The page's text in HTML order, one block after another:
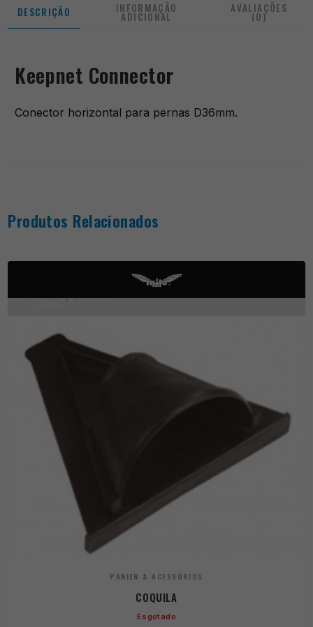
DESCRIÇÃO INFORMAÇÃO
ADICIONAL
AVALIAÇÕES
(0)
Keepnet Connector
Conector horizontal para pernas D36mm.
Produtos Relacionados
PANIER & ACESSÓRIOS
COQUILA
Esgotado